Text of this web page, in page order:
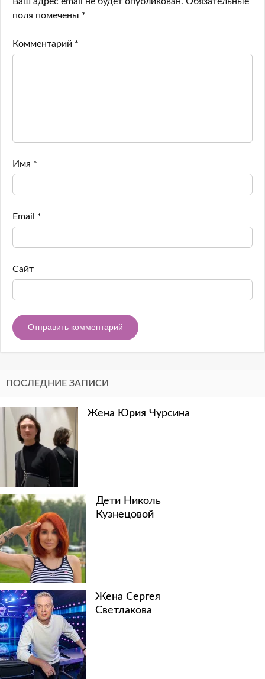
поля помечены *
Комментарий *
Имя *
Email *
Сайт
ПОСЛЕДНИЕ ЗАПИСИ
Жена Юрия Чурсина
Дети Николь
Кузнецовой
Жена Сергея
Светлакова